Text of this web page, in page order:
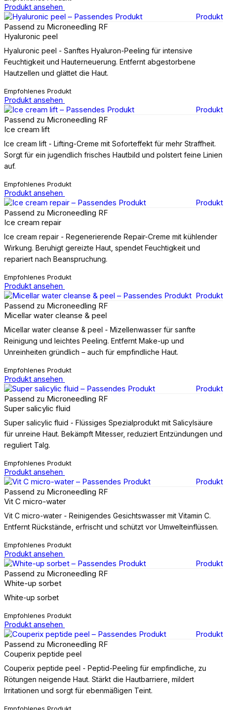
Produkt ansehen
Produkt
Passend zu Microneedling RF
Hyaluronic peel
Hyaluronic peel - Sanftes Hyaluron-Peeling für intensive
Feuchtigkeit und Hauterneuerung. Entfernt abgestorbene
Hautzellen und glättet die Haut.
Empfohlenes Produkt
Produkt ansehen
Produkt
Passend zu Microneedling RF
Ice cream lift
Ice cream lift - Lifting-Creme mit Soforteffekt für mehr Straffheit.
Sorgt für ein jugendlich frisches Hautbild und polstert feine Linien
auf.
Empfohlenes Produkt
Produkt ansehen
Produkt
Passend zu Microneedling RF
Ice cream repair
Ice cream repair - Regenerierende Repair-Creme mit kühlender
Wirkung. Beruhigt gereizte Haut, spendet Feuchtigkeit und
repariert nach Beanspruchung.
Empfohlenes Produkt
Produkt ansehen
Produkt
Passend zu Microneedling RF
Micellar water cleanse & peel
Micellar water cleanse & peel - Mizellenwasser für sanfte
Reinigung und leichtes Peeling. Entfernt Make-up und
Unreinheiten gründlich – auch für empfindliche Haut.
Empfohlenes Produkt
Produkt ansehen
Produkt
Passend zu Microneedling RF
Super salicylic fluid
Super salicylic fluid - Flüssiges Spezialprodukt mit Salicylsäure
für unreine Haut. Bekämpft Mitesser, reduziert Entzündungen und
reguliert Talg.
Empfohlenes Produkt
Produkt ansehen
Produkt
Passend zu Microneedling RF
Vit C micro-water
Vit C micro-water - Reinigendes Gesichtswasser mit Vitamin C.
Entfernt Rückstände, erfrischt und schützt vor Umwelteinflüssen.
Empfohlenes Produkt
Produkt ansehen
Produkt
Passend zu Microneedling RF
White-up sorbet
White-up sorbet
Empfohlenes Produkt
Produkt ansehen
Produkt
Passend zu Microneedling RF
Couperix peptide peel
Couperix peptide peel - Peptid-Peeling für empfindliche, zu
Rötungen neigende Haut. Stärkt die Hautbarriere, mildert
Irritationen und sorgt für ebenmäßigen Teint.
Empfohlenes Produkt